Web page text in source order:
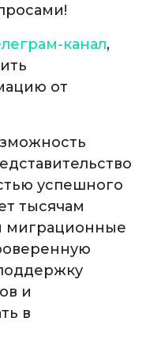
канал,
от
успешного
тысячам
миграционные
и
в